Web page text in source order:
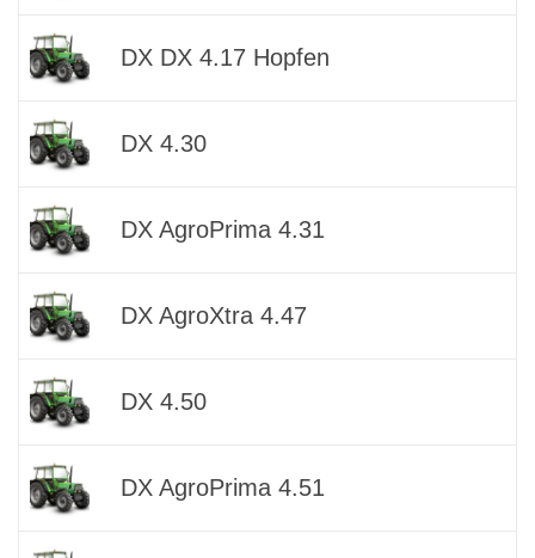
DX DX 4.17 Hopfen
DX 4.30
DX AgroPrima 4.31
DX AgroXtra 4.47
DX 4.50
DX AgroPrima 4.51